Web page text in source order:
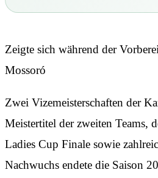
Zeigte sich während der
Mossoró
Zwei Vizemeisterschaften der
Meistertitel der zweiten Teams,
Ladies Cup Finale sowie
Nachwuchs endete die Saison